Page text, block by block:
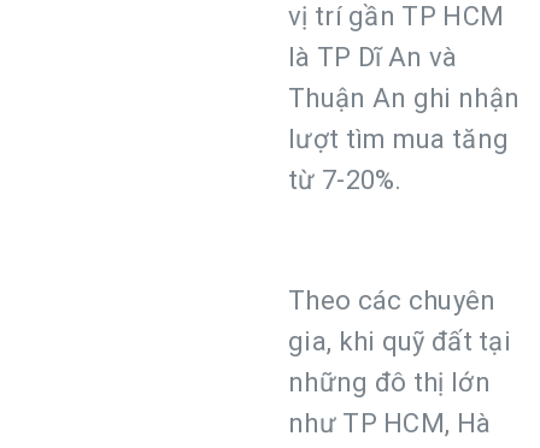
vị trí gần TP HCM
là TP Dĩ An và
Thuận An ghi nhận
lượt tìm mua tăng
từ 7-20%.
Theo các chuyên
gia, khi quỹ đất tại
những đô thị lớn
như TP HCM, Hà